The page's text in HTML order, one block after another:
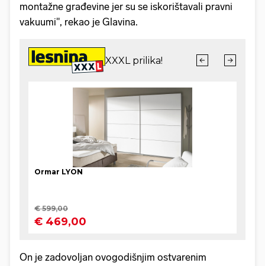
montažne građevine jer su se iskorištavali pravni
vakuumi", rekao je Glavina.
On je zadovoljan ovogodišnjim ostvarenim